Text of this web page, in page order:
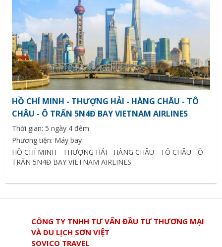
HỒ CHÍ MINH - THƯỢNG HẢI - HÀNG CHÂU - TÔ
CHÂU - Ô TRẤN 5N4Đ BAY VIETNAM AIRLINES
Thời gian: 5 ngày 4 đêm
Phương tiện: Máy bay
HỒ CHÍ MINH - THƯỢNG HẢI - HÀNG CHÂU - TÔ CHÂU - Ô
TRẤN 5N4Đ BAY VIETNAM AIRLINES
CÔNG TY TNHH TƯ VẤN ĐẦU TƯ THƯƠNG MẠI
VÀ DU LỊCH SƠN VIỆT
SOVICO TRAVEL